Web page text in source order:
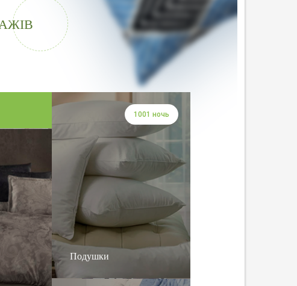
Подушки
1001 ночь